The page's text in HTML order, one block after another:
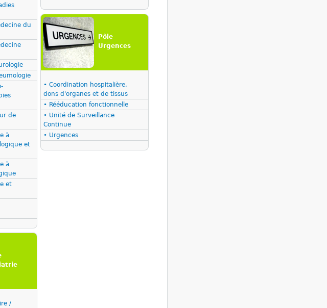
du
de
à
et
à
et
/
Pôle
Urgences
• Coordination hospitalière,
dons d'organes et de tissus
• Rééducation fonctionnelle
• Unité de Surveillance
Continue
• Urgences